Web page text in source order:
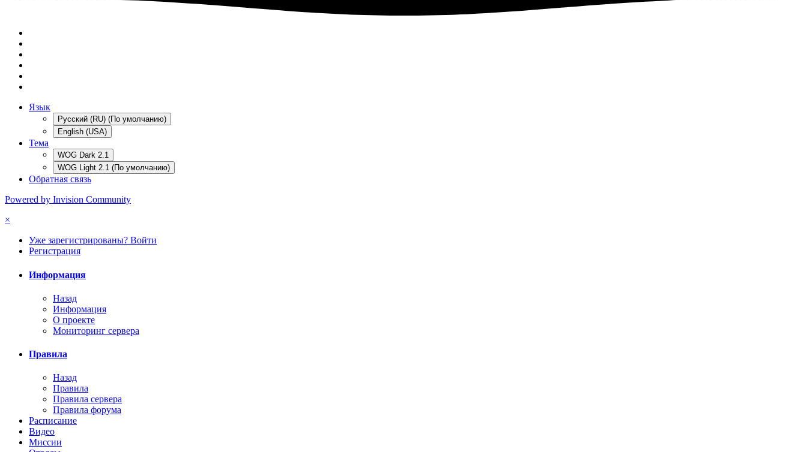
Язык
Русский (RU) (По умолчанию)
English (USA)
Тема
WOG Dark 2.1
WOG Light 2.1 (По умолчанию)
Обратная связь
Powered by Invision Community
×
Уже зарегистрированы? Войти
Регистрация
Информация
Назад
Информация
О проекте
Мониторинг сервера
Правила
Назад
Правила
Правила сервера
Правила форума
Расписание
Видео
Миссии